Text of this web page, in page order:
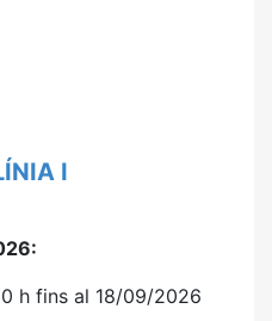
I
h fins al 18/09/2026